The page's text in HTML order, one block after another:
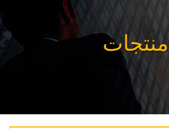
منتجات